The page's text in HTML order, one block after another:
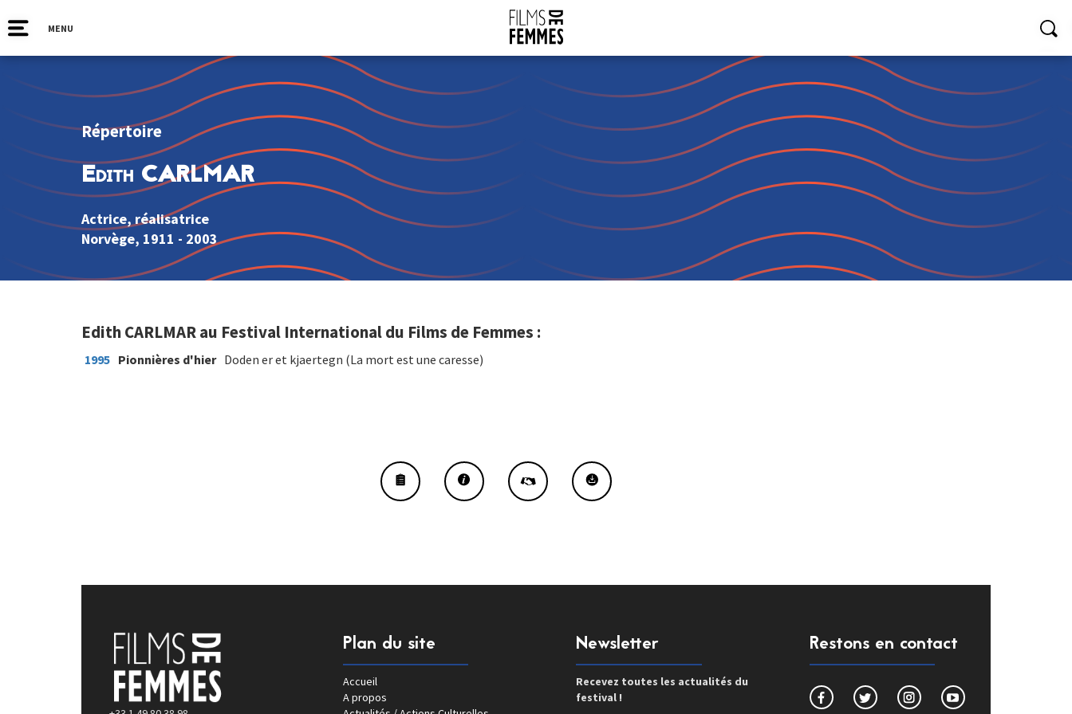
MENU
Répertoire
Edith CARLMAR
Actrice, réalisatrice
Norvège, 1911 - 2003
Edith CARLMAR au Festival International du Films de Femmes :
1995 Pionnières d'hier Doden er et kjaertegn (La mort est une caresse)
Plan du site
Accueil
A propos
Newsletter
Recevez toutes les actualités du
festival !
Restons en contact